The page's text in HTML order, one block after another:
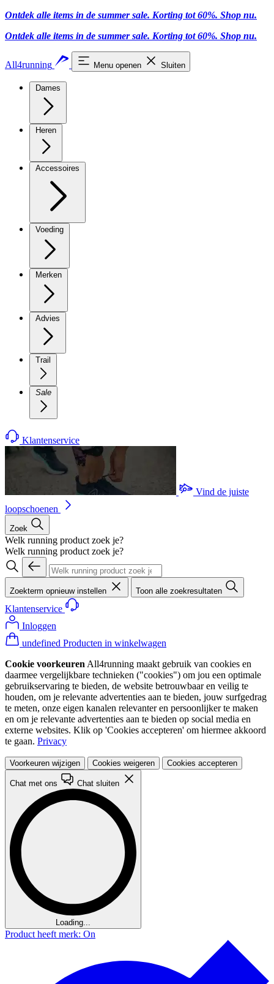
Ontdek alle items in de summer sale. Korting tot 60%. Shop nu.
Ontdek alle items in de summer sale. Korting tot 60%. Shop nu.
All4running Menu openen Sluiten
Dames
Heren
Accessoires
Voeding
Merken
Advies
Trail
Sale
Klantenservice
Vind de juiste
loopschoenen
Zoek
Welk running product zoek je?
Welk running product zoek je?
Zoekterm opnieuw instellen Toon alle zoekresultaten
Klantenservice
Inloggen
undefined Producten in winkelwagen
Cookie voorkeuren All4running maakt gebruik van cookies en
daarmee vergelijkbare technieken ("cookies") om jou een optimale
gebruikservaring te bieden, de website betrouwbaar en veilig te
houden, om je relevante advertenties aan te bieden, jouw surfgedrag
te meten, onze eigen kanalen relevanter en persoonlijker te maken
en om je relevante advertenties aan te bieden op social media en
externe websites. Klik op 'Cookies accepteren' om hiermee akkoord
te gaan. Privacy
Voorkeuren wijzigen Cookies weigeren Cookies accepteren
Chat met ons Chat sluiten
Loading...
Product heeft merk: On